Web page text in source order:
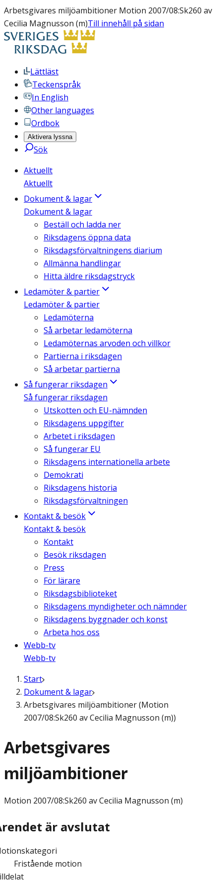
Arbetsgivares miljöambitioner Motion 2007/08:Sk260 av
Cecilia Magnusson (m)Till innehåll på sidan
Lättläst
Teckenspråk
In English
Other languages
Ordbok
Aktivera lyssna
Sök
Aktuellt
Aktuellt
Dokument & lagar
Dokument & lagar
Beställ och ladda ner
Riksdagens öppna data
Riksdagsförvaltningens diarium
Allmänna handlingar
Hitta äldre riksdagstryck
Ledamöter & partier
Ledamöter & partier
Ledamöterna
Så arbetar ledamöterna
Ledamöternas arvoden och villkor
Partierna i riksdagen
Så arbetar partierna
Så fungerar riksdagen
Så fungerar riksdagen
Utskotten och EU-nämnden
Riksdagens uppgifter
Arbetet i riksdagen
Så fungerar EU
Riksdagens internationella arbete
Demokrati
Riksdagens historia
Riksdagsförvaltningen
Kontakt & besök
Kontakt & besök
Kontakt
Besök riksdagen
Press
För lärare
Riksdagsbiblioteket
Riksdagens myndigheter och nämnder
Riksdagens byggnader och konst
Arbeta hos oss
Webb-tv
Webb-tv
Start
Dokument & lagar
Arbetsgivares miljöambitioner (Motion
2007/08:Sk260 av Cecilia Magnusson (m))
Arbetsgivares
miljöambitioner
Motion 2007/08:Sk260 av Cecilia Magnusson (m)
är avslutat
Fristående motion